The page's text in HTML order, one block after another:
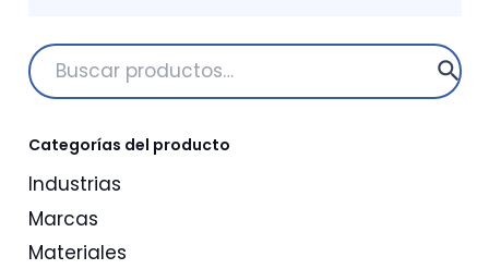
Buscar
por:
Categorías del producto
Industrias
Marcas
Materiales